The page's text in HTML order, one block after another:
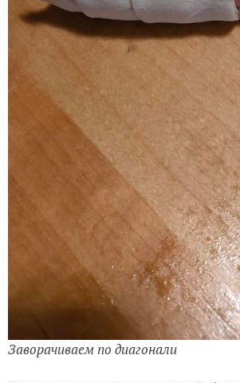
Заворачиваем по диагонали